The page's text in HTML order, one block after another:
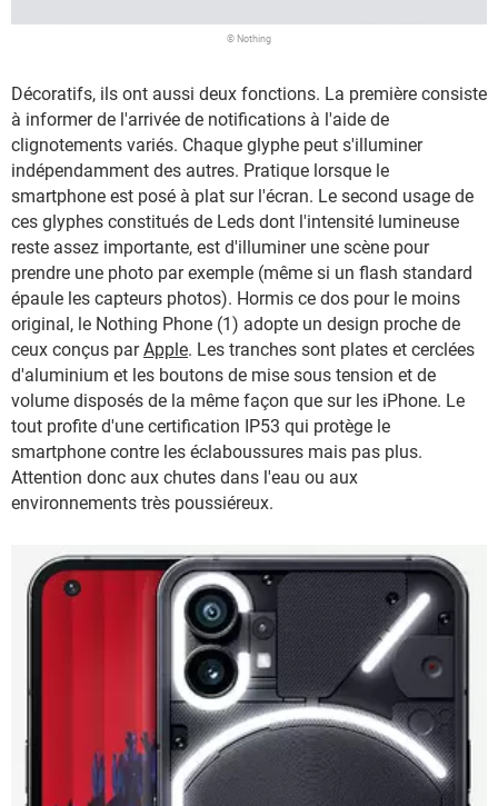
© Nothing
Décoratifs, ils ont aussi deux fonctions. La première consiste
à informer de l'arrivée de notifications à l'aide de
clignotements variés. Chaque glyphe peut s'illuminer
indépendamment des autres. Pratique lorsque le
smartphone est posé à plat sur l'écran. Le second usage de
ces glyphes constitués de Leds dont l'intensité lumineuse
reste assez importante, est d'illuminer une scène pour
prendre une photo par exemple (même si un flash standard
épaule les capteurs photos). Hormis ce dos pour le moins
original, le Nothing Phone (1) adopte un design proche de
ceux conçus parApple. Les tranches sont plates et cerclées
d'aluminium et les boutons de mise sous tension et de
volume disposés de la même façon que sur les iPhone. Le
tout profite d'une certification IP53 qui protège le
smartphone contre les éclaboussures mais pas plus.
Attention donc aux chutes dans l'eau ou aux
environnements très poussiéreux.